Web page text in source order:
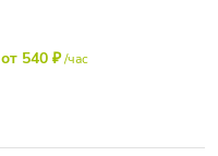
от 540 ₽/час